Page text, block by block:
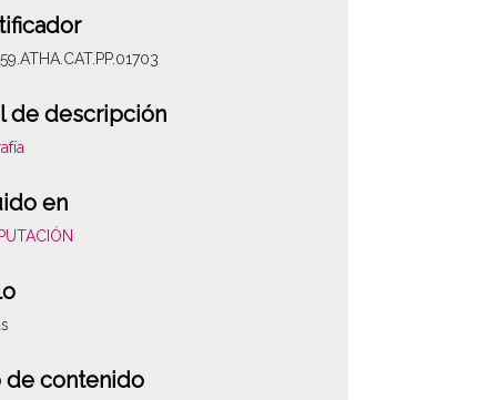
de descripción
en
de contenido